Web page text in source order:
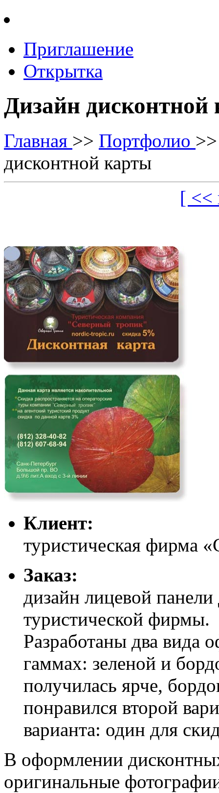
Приглашение
Открытка
Дизайн дисконтной
Главная >> Портфолио
дисконтной карты
[ <<
Клиент:
туристическая фирма
Заказ:
дизайн лицевой
туристической фирмы.
Разработаны два вида
гаммах: зеленой и
получилась ярче,
понравился второй
варианта: один для
В оформлении
оригинальные